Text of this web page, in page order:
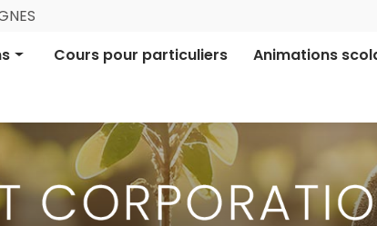
Cours pour particuliers Animations
Financement